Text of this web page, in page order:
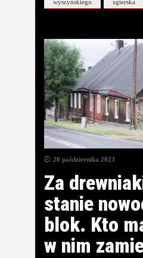
wyszyńskiego zgierska
20 października 2023
Za
stanie
blok. Kto
w nim